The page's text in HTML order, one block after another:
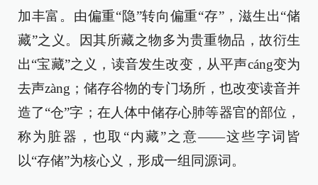
加丰富。由偏重“隐”转向偏重“存”，滋生出“储
藏”之义。因其所藏之物多为贵重物品，故衍生
出“宝藏”之义，读音发生改变，从平声cáng变为
去声zàng；储存谷物的专门场所，也改变读音并
造了“仓”字；在人体中储存心肺等器官的部位，
称为脏器，也取“内藏”之意——这些字词皆
以“存储”为核心义，形成一组同源词。